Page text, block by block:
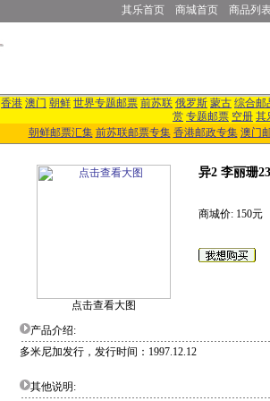
其乐首页 商城首页 商品列
香港 澳门 朝鲜 世界专题邮票 前苏联 俄罗斯 蒙古 综合邮
赏 专题邮票 空册 其
朝鲜邮票汇集 前苏联邮票专集 香港邮政专集 澳门
点击查看大图
异2 李丽珊
商城价: 150元
产品介绍:
多米尼加发行，发行时间：1997.12.12
其他说明: